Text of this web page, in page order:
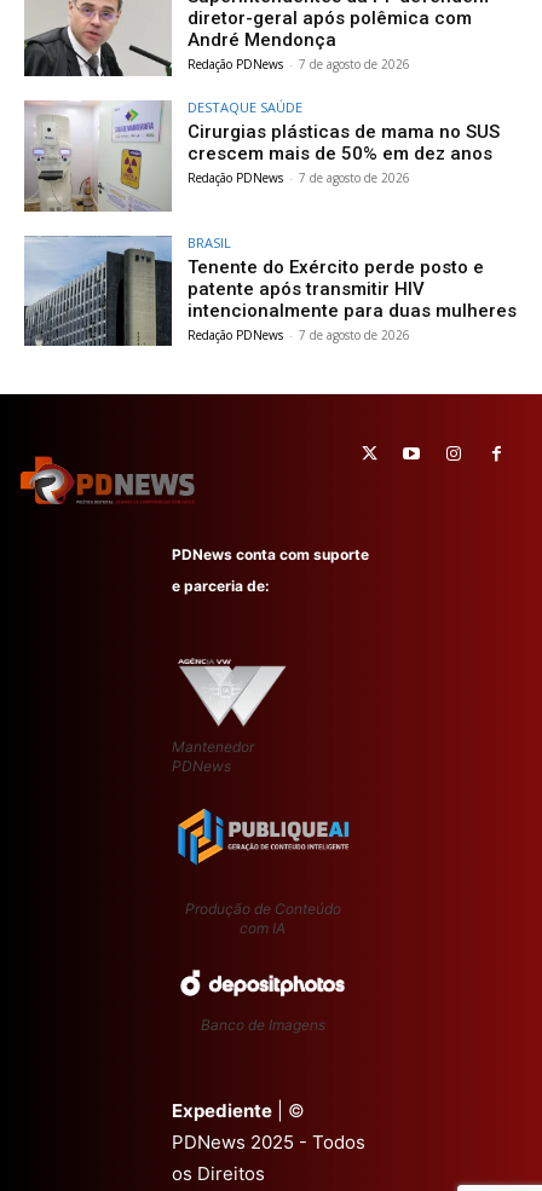
diretor-geral após polêmica com
André Mendonça
Redação PDNews - 7 de agosto de 2026
DESTAQUE SAÚDE
Cirurgias plásticas de mama no SUS
crescem mais de 50% em dez anos
Redação PDNews - 7 de agosto de 2026
BRASIL
Tenente do Exército perde posto e
patente após transmitir HIV
intencionalmente para duas mulheres
Redação PDNews - 7 de agosto de 2026
PDNews conta com suporte
e parceria de:
Mantenedor
PDNews
Produção de Conteúdo
com IA
Banco de Imagens
Expediente | ©
PDNews 2025 - Todos
os Direitos